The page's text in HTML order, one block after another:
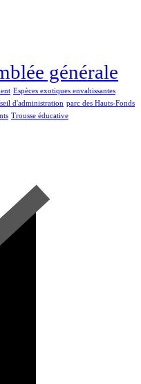
générale
Espèces exotiques envahissantes
d'administration parc des Hauts-Fonds
Trousse éducative